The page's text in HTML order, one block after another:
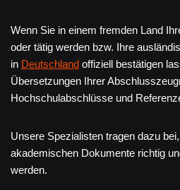
Wenn Sie in einem fremden Land
oder tätig werden bzw. Ihre
in Deutschland offiziell bestätigen
Übersetzungen Ihrer
Hochschulabschlüsse und
Unsere Spezialisten tragen dazu
akademischen Dokumente richtig
werden.